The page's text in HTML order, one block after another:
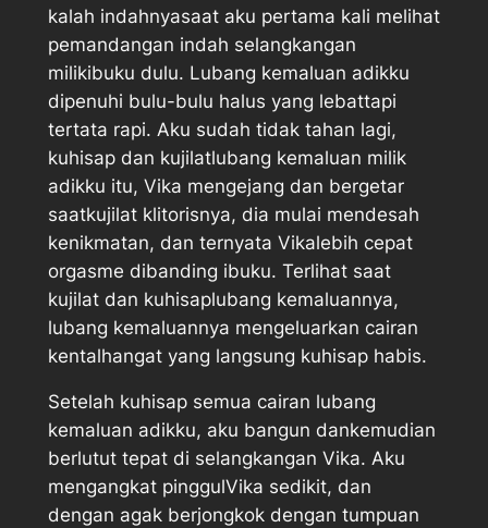
kalah indahnyasaat aku pertama kali melihat
pemandangan indah selangkangan
milikibuku dulu. Lubang kemaluan adikku
dipenuhi bulu-bulu halus yang lebattapi
tertata rapi. Aku sudah tidak tahan lagi,
kuhisap dan kujilatlubang kemaluan milik
adikku itu, Vika mengejang dan bergetar
saatkujilat klitorisnya, dia mulai mendesah
kenikmatan, dan ternyata Vikalebih cepat
orgasme dibanding ibuku. Terlihat saat
kujilat dan kuhisaplubang kemaluannya,
lubang kemaluannya mengeluarkan cairan
kentalhangat yang langsung kuhisap habis.
Setelah kuhisap semua cairan lubang
kemaluan adikku, aku bangun dankemudian
berlutut tepat di selangkangan Vika. Aku
mengangkat pinggulVika sedikit, dan
dengan agak berjongkok dengan tumpuan